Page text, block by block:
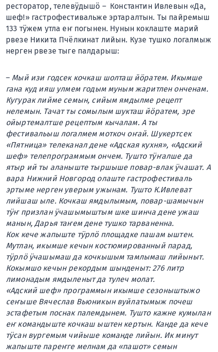
ресторатор, телевӱдышӧ – Константин Ивлевын «Да,
шеф!» гастрофестивальже эртаралтын. Ты пайремыш
133 тӱжем утла еҥ погынен. Нунын коклаште марий
рвезе Никита Пчёлкинат лийын. Кузе тушко логалмыж
нерген рвезе тыге палдарыш:
– Мый изи годсек кочкаш шолташ йӧратем. Икымше
гана куд ияш улмем годым муным жаритлен онченам.
Кугурак лийме семын, сийым ямдылме рецепт
нелемын. Тачат ты сомылым шукташ йӧратем, эре
ойыртемалтше рецептым кычалам. А ты
фестивальыш логалмем моткоч оҥай. Шукертсек
«Пятница» телеканал дене «Адская кухня», «Адский
шеф» телепрограммым ончем. Тушто тӱҥалше да
ятыр ий ты аланыште тыршыше повар-влак ӱчашат. А
вара Нижний Новгород олаште гастрофестиваль
эртыме нерген уверым ужынам. Тушто К.Ивлеват
лийшаш ыле. Кочкаш ямдылымым, повар-шамычын
тӱҥ призлан ӱчашымыштым шке шинча дене ужаш
манын, Дарья таҥем дене тушко тарваненна.
Кок кече жапыште тӱрлӧ площадке пашам ыштен.
Мутлан, икымше кечын костюмированный парад,
тӱрлӧ ӱчашымаш да кочкышым тамлымаш лийыныт.
Кокымшо кечын рекордым шынденыт: 276 литр
лимонадым ямдыленыт да тулеч молат.
«Адский шеф» программын икымше сезоныштыжо
сеҥыше Вячеслав Вьюникын вуйлатымыж почеш
эстафетым поснак палемдынем. Тушто кажне кумылан
еҥ командыште кочкаш ыштен кертын. Канде да кече
тӱсан вургемым чийыше команде лийын. Ик минут
жапыште пареҥге мелнам да «пашот» семын